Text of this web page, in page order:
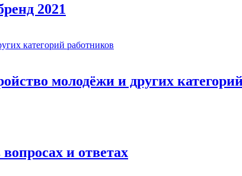
2021
молодёжи и других
и ответах